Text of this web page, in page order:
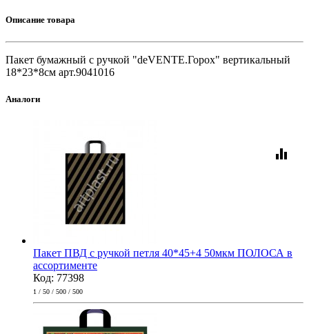
Описание товара
Пакет бумажный с ручкой "deVENTE.Горох" вертикальный
18*23*8см арт.9041016
Аналоги
equalizer
Пакет ПВД с ручкой петля 40*45+4 50мкм ПОЛОСА в
ассортименте
Код: 77398
1 / 50 / 500 / 500